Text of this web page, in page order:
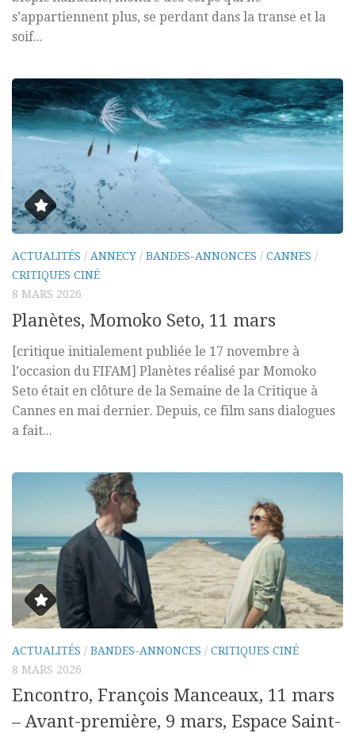
s’appartiennent plus, se perdant dans la transe et la
soif...
ACTUALITÉS / ANNECY / BANDES-ANNONCES / CANNES /
CRITIQUES CINÉ
8 MARS 2026
Planètes, Momoko Seto, 11 mars
[critique initialement publiée le 17 novembre à
l’occasion du FIFAM] Planètes réalisé par Momoko
Seto était en clôture de la Semaine de la Critique à
Cannes en mai dernier. Depuis, ce film sans dialogues
a fait...
ACTUALITÉS / BANDES-ANNONCES / CRITIQUES CINÉ
8 MARS 2026
Encontro, François Manceaux, 11 mars
– Avant-première, 9 mars, Espace Saint-